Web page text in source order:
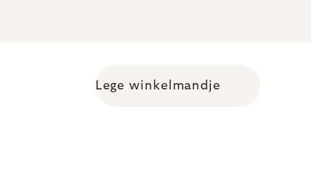
Shopping cart
Lege winkelmandje